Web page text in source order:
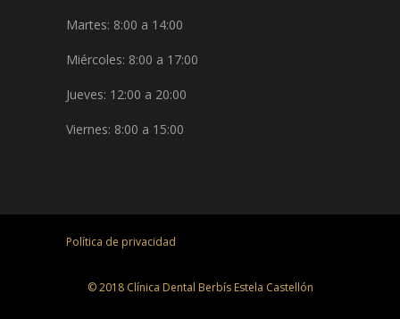
Martes: 8:00 a 14:00
Miércoles: 8:00 a 17:00
Jueves: 12:00 a 20:00
Viernes: 8:00 a 15:00
Política de privacidad
© 2018 Clínica Dental Berbís Estela Castellón